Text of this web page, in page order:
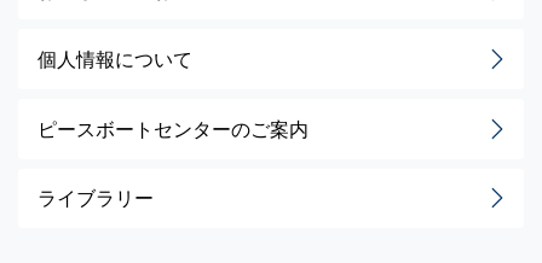
個人情報について
ピースボートセンターのご案内
ライブラリー